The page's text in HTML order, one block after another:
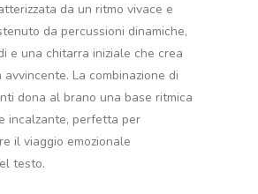
da un ritmo vivace e
da percussioni dinamiche,
e una chitarra iniziale che crea
avvincente. La combinazione di
dona al brano una base ritmica
incalzante, perfetta per
il viaggio emozionale
testo.